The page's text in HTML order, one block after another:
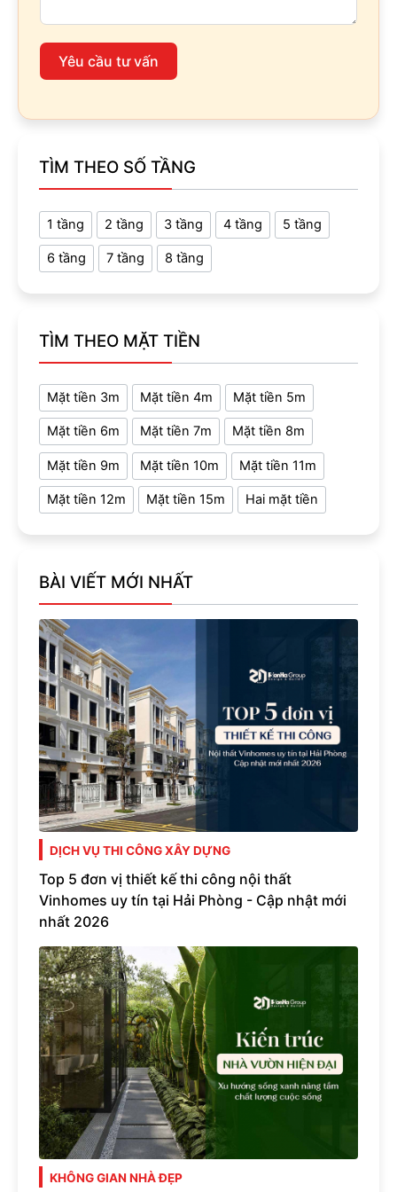
Yêu cầu tư vấn
TÌM THEO SỐ TẦNG
1 tầng 2 tầng 3 tầng 4 tầng 5 tầng
6 tầng 7 tầng 8 tầng
TÌM THEO MẶT TIỀN
Mặt tiền 3m Mặt tiền 4m Mặt tiền 5m
Mặt tiền 6m Mặt tiền 7m Mặt tiền 8m
Mặt tiền 9m Mặt tiền 10m Mặt tiền 11m
Mặt tiền 12m Mặt tiền 15m Hai mặt tiền
BÀI VIẾT MỚI NHẤT
DỊCH VỤ THI CÔNG XÂY DỰNG
Top 5 đơn vị thiết kế thi công nội thất
Vinhomes uy tín tại Hải Phòng - Cập nhật mới
nhất 2026
KHÔNG GIAN NHÀ ĐẸP